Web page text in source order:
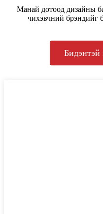
Манай дотоод дизайны
чихэвчний брэндийг
Бидэнтэй